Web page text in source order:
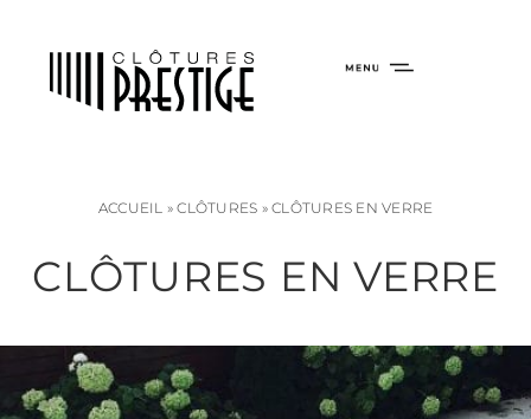
ACCUEIL »CLÔTURES » CLÔTURES EN VERRE
CLÔTURES EN VERRE